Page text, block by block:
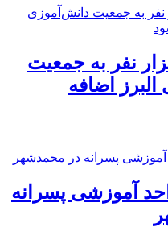
۱۲ هزار نفر به جمعیت
اضافه
آموزشی پسرانه